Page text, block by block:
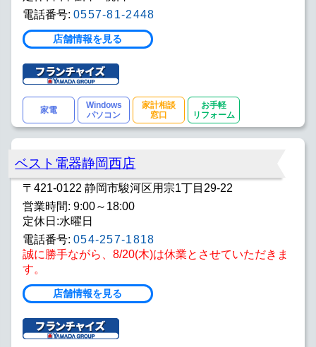
電話番号: 0557-81-2448
店舗情報を見る
家電
Windows
パソコン
家計相談
窓口
お手軽
リフォーム
ベスト電器静岡西店
〒421-0122 静岡市駿河区用宗1丁目29-22
営業時間: 9:00～18:00
定休日:水曜日
電話番号: 054-257-1818
誠に勝手ながら、8/20(木)は休業とさせていただきま
す。
店舗情報を見る